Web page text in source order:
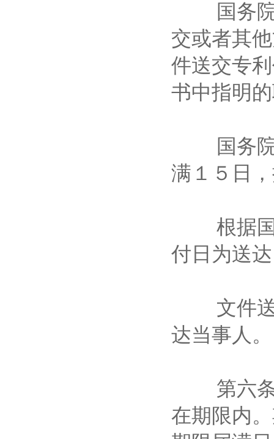
国务院
交或者其
件送交专
书中指明
国务院
满１５日
根据国
付日为送
文件送
达当事人
第六条
在期限内